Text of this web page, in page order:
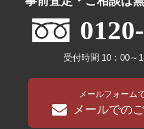
受付時間 10：00～
メールフォーム
メールでの